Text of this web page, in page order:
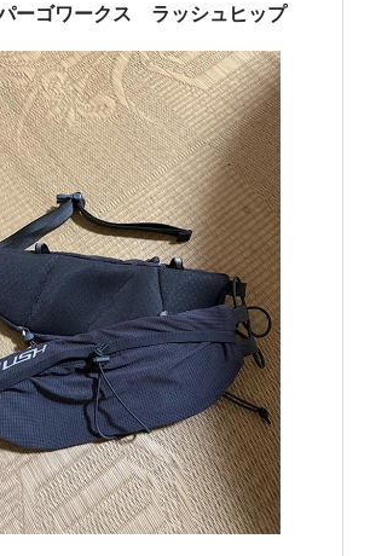
ーゴワークス ラッシュヒップ